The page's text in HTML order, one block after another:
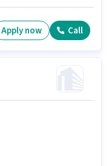
Apply now Call